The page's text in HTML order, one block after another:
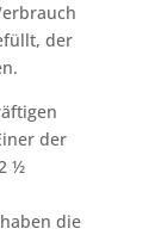
der
der
½
die